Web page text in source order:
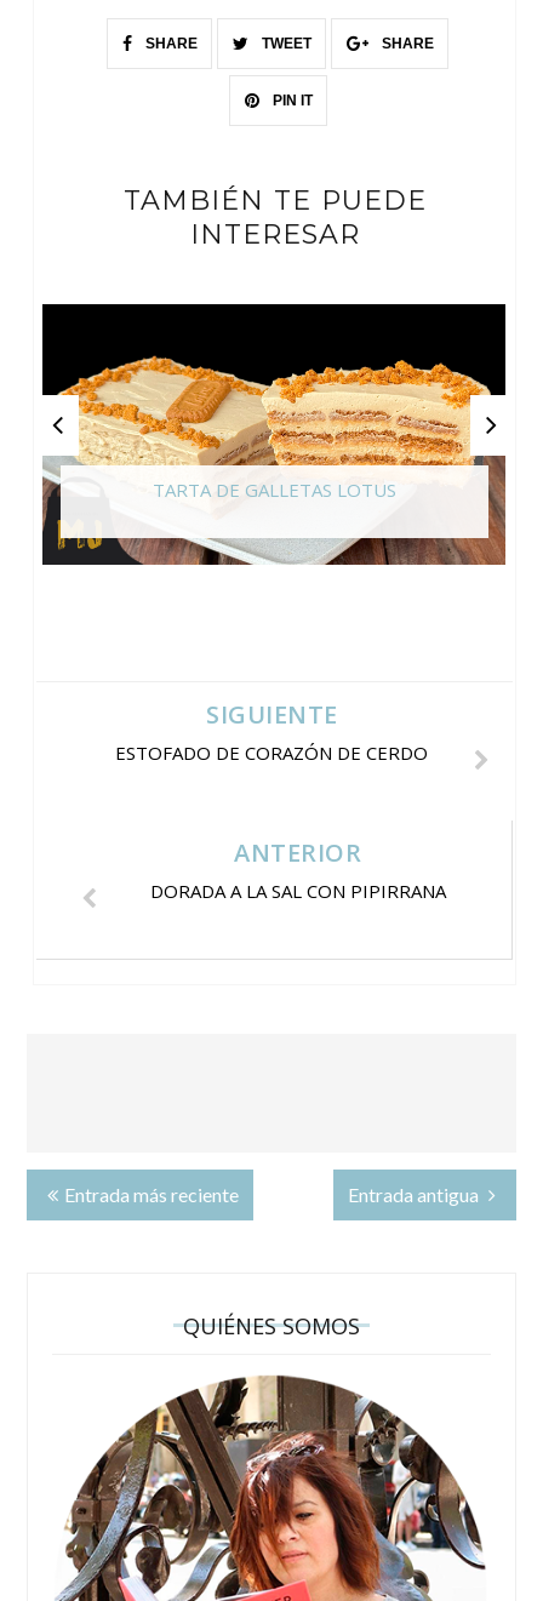
SHARE TWEET SHARE
PIN IT
TAMBIÉN TE PUEDE
INTERESAR
TARTA DE GALLETAS LOTUS
SIGUIENTE
ESTOFADO DE CORAZÓN DE CERDO
ANTERIOR
DORADA A LA SAL CON PIPIRRANA
Entrada más reciente Entrada antigua
QUIÉNES SOMOS